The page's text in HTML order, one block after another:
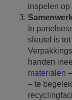
inspelen op
In
sleutel is
handen
materialen
– te